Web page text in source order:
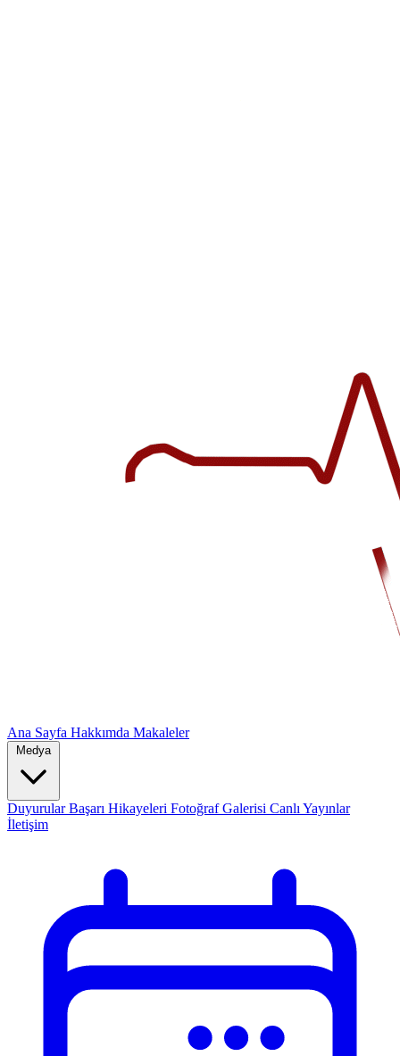
Ana Sayfa Hakkımda Makaleler
Medya
DuyurularBaşarı Hikayeleri Fotoğraf Galerisi Canlı Yayınlar
İletişim